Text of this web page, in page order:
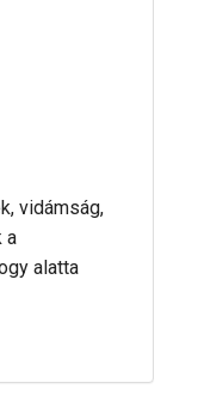
vidámság,
a
alatta